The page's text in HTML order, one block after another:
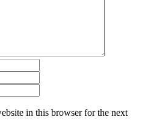
in this browser for the next